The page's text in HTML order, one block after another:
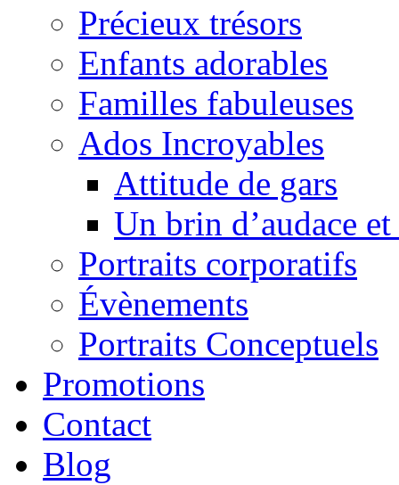
Précieux trésors
Enfants adorables
Familles fabuleuses
Ados Incroyables
Attitude de gars
Un brin d’audace
Portraits corporatifs
Évènements
Portraits Conceptuels
Promotions
Contact
Blog